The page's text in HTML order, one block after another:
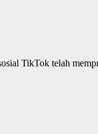
TikTok telah